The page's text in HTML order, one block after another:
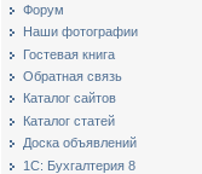
Форум
Наши фотографии
Гостевая книга
Обратная связь
Каталог сайтов
Каталог статей
Доска объявлений
1С: Бухгалтерия 8